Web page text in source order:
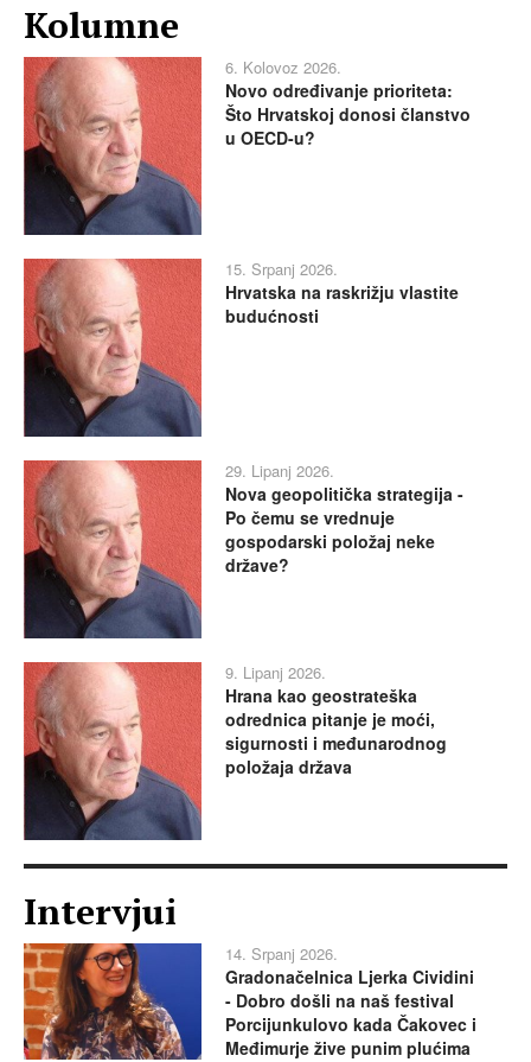
Kolumne
6. Kolovoz 2026.
Novo određivanje prioriteta:
Što Hrvatskoj donosi članstvo
u OECD-u?
15. Srpanj 2026.
Hrvatska na raskrižju vlastite
budućnosti
29. Lipanj 2026.
Nova geopolitička strategija -
Po čemu se vrednuje
gospodarski položaj neke
države?
9. Lipanj 2026.
Hrana kao geostrateška
odrednica pitanje je moći,
sigurnosti i međunarodnog
položaja država
Intervjui
14. Srpanj 2026.
Gradonačelnica Ljerka Cividini
- Dobro došli na naš festival
Porcijunkulovo kada Čakovec i
Međimurje žive punim plućima